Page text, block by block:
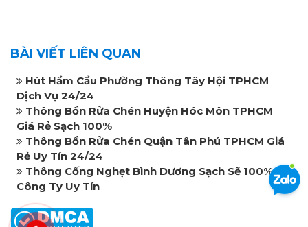
BÀI VIẾT LIÊN QUAN
Hút Hầm Cầu Phường Thông Tây Hội TPHCM
Dịch Vụ 24/24
Thông Bồn Rửa Chén Huyện Hóc Môn TPHCM
Giá Rẻ Sạch 100%
Thông Bồn Rửa Chén Quận Tân Phú TPHCM Giá
Rẻ Uy Tín 24/24
Thông Cống Nghẹt Bình Dương Sạch Sẽ 100%
Công Ty Uy Tín